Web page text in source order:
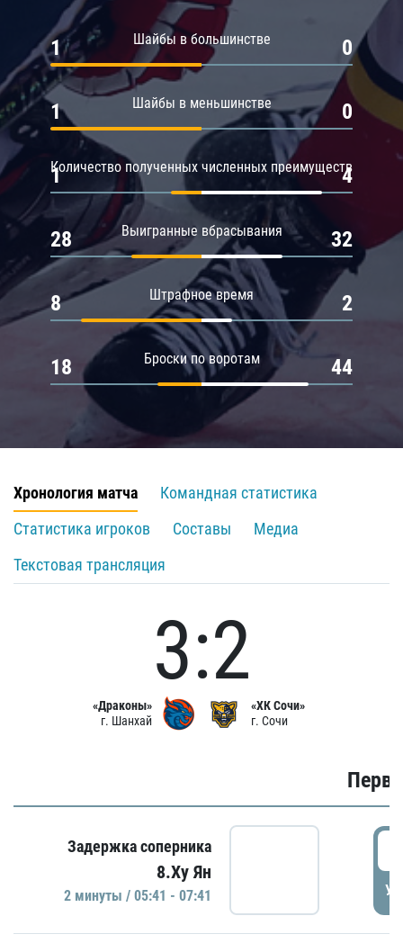
Шайбы в большинстве
1 0
Шайбы в меньшинстве
1 0
Количество полученных численных преимуществ
1 4
Выигранные вбрасывания
28 32
Штрафное время
8 2
Броски по воротам
18 44
Хронология матча
Командная статистика
Статистика игроков
Составы
Медиа
Текстовая трансляция
«Драконы»
г. Шанхай
3:2
«ХК Сочи»
г. Сочи
Задержка соперника
8.Ху Ян
2 минуты / 05:41 - 07:41